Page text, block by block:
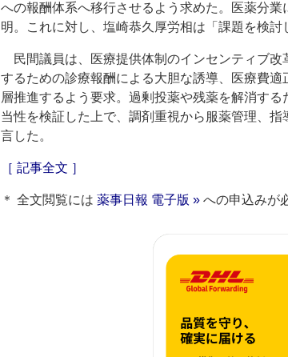
への報酬体系へ移行させるよう求めた。医薬分
明。これに対し、塩崎恭久厚労相は「課題を検討
民間議員は、医療提供体制のインセンティブ改
するための診療報酬による大胆な誘導、医療費
層推進するよう要求。過剰投薬や残薬を解消す
当性を検証した上で、調剤重視から服薬管理、
言した。
［ 記事全文 ］
＊ 全文閲覧には 薬事日報 電子版 » への申込みが